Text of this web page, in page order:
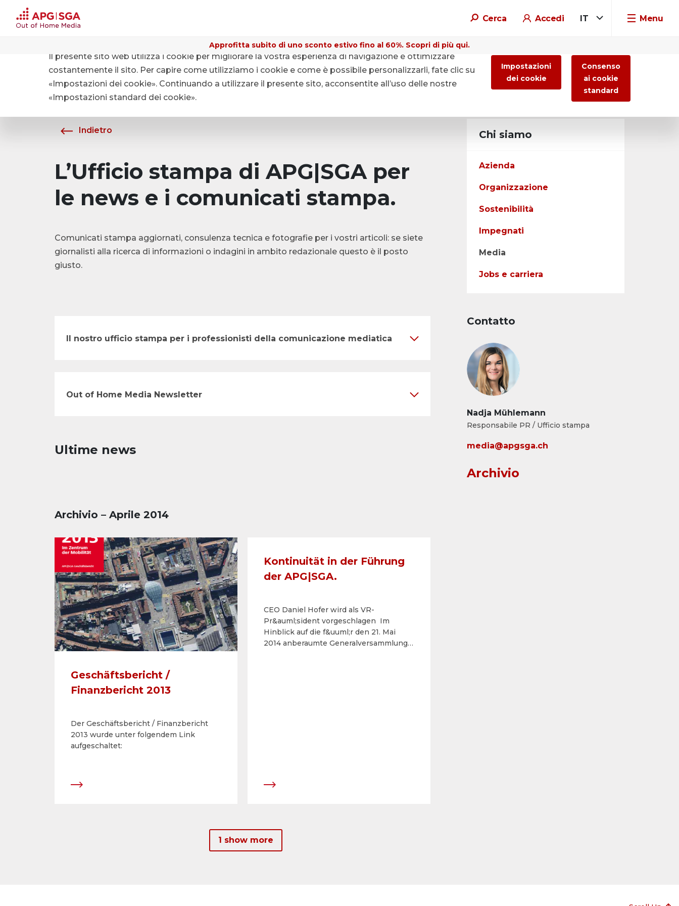
Cerca Accedi IT Menu
Approfitta subito di uno sconto estivo fino al 60%. Scopri di più qui.
Chi siamo Media
Indietro
L’Ufficio stampa di APG|SGA per
le news e i comunicati stampa.
Comunicati stampa aggiornati, consulenza tecnica e fotografie per i vostri articoli: se siete
giornalisti alla ricerca di informazioni o indagini in ambito redazionale questo è il posto
giusto.
Il nostro ufficio stampa per i professionisti della comunicazione mediatica
Out of Home Media Newsletter
Ultime news
Archivio – Aprile 2014
Geschäftsbericht /
Finanzbericht 2013
Der Geschäftsbericht / Finanzbericht
2013 wurde unter folgendem Link
aufgeschaltet:
Kontinuität in der Führung
der APG|SGA.
CEO Daniel Hofer wird als VR-
Pr&auml;sident vorgeschlagen Im
Hinblick auf die f&uuml;r den 21. Mai
2014 anberaumte Generalversammlung
1 show more
Chi siamo
Azienda
Organizzazione
Sostenibilità
Impegnati
Media
Jobs e carriera
Contatto
Nadja Mühlemann
Responsabile PR / Ufficio stampa
media@apgsga.ch
Archivio
Il presente sito web utilizza i cookie per migliorare la vostra esperienza di navigazione e ottimizzare
costantemente il sito. Per capire come utilizziamo i cookie e come è possibile personalizzarli, fate clic su
«Impostazioni dei cookie». Continuando a utilizzare il presente sito, acconsentite all’uso delle nostre
«Impostazioni standard dei cookie».
Impostazioni
dei cookie
Consenso
ai cookie
standard